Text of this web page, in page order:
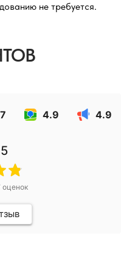
не требуется.
4.9 4.9
оценок